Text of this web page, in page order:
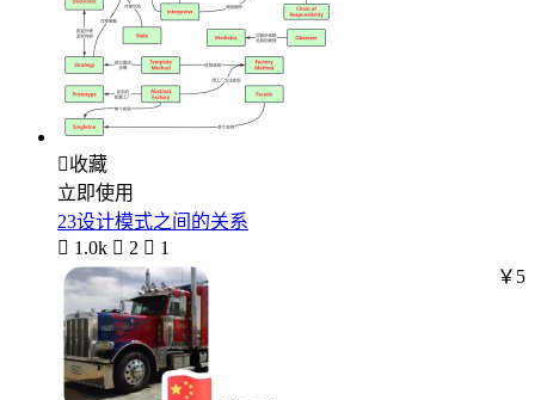
收藏
立即使用
23设计模式之间的关系
 1.0k  2  1
￥5